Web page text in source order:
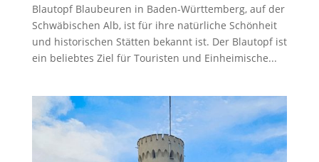
Blautopf Blaubeuren in Baden-Württemberg, auf der
Schwäbischen Alb, ist für ihre natürliche Schönheit
und historischen Stätten bekannt ist. Der Blautopf ist
ein beliebtes Ziel für Touristen und Einheimische...